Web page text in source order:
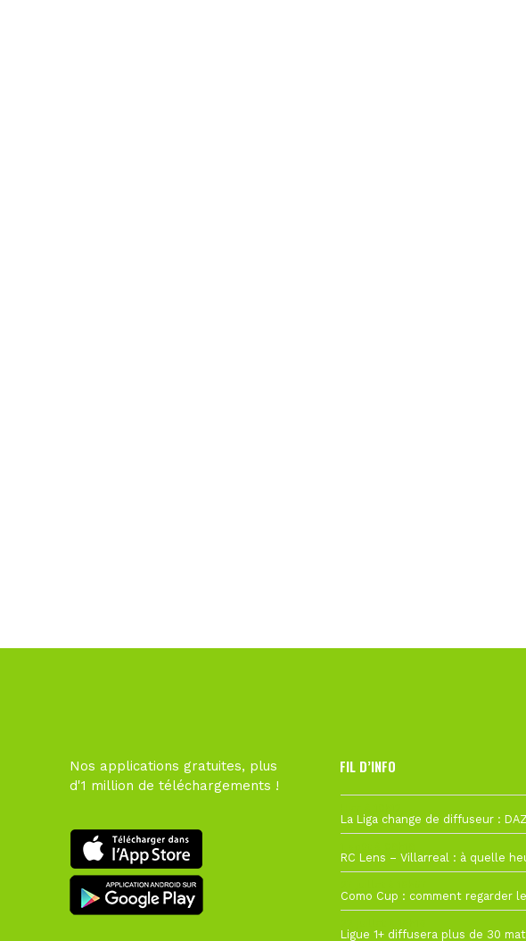
Nos applications gratuites, plus
d'1 million de téléchargements !
FIL D’INFO